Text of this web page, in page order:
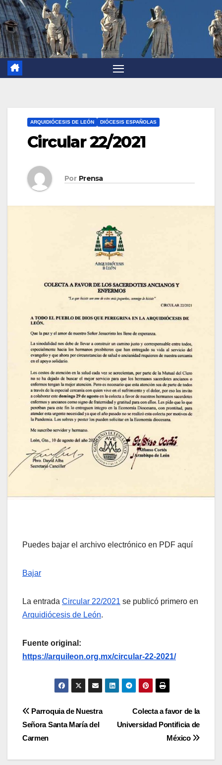
ARQUIDIÓCESIS DE LEÓN DIÓCESIS ESPAÑOLAS
Circular 22/2021
Por Prensa
Puedes bajar el archivo electrónico en PDF aquí
Bajar
La entrada Circular 22/2021 se publicó primero en
Arquidiócesis de León.
Fuente original:
https://arquileon.org.mx/circular-22-2021/
Navegación
de
entradas
Colecta a favor de la
Universidad Pontificia de
México
Parroquia de Nuestra
Señora Santa María del
Carmen